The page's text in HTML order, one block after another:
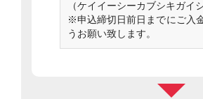
（ケイイーシーカブシキガイ
※申込締切日前日までにご入
うお願い致します。